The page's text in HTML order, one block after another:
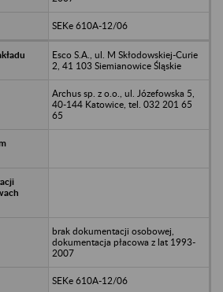
SEKe 610A-12/06
Esco S.A., ul. M Skłodowskiej-Curie
2, 41 103 Siemianowice Śląskie
Archus sp. z o.o., ul. Józefowska 5,
40-144 Katowice, tel. 032 201 65
65
brak dokumentacji osobowej,
dokumentacja płacowa z lat 1993-
2007
SEKe 610A-12/06